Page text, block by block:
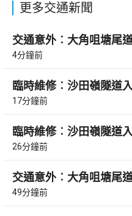
更多交通新聞
交通意外︰大角咀塘尾
4分鐘前
臨時維修︰沙田嶺隧道
17分鐘前
臨時維修︰沙田嶺隧道
26分鐘前
交通意外︰大角咀塘尾
49分鐘前